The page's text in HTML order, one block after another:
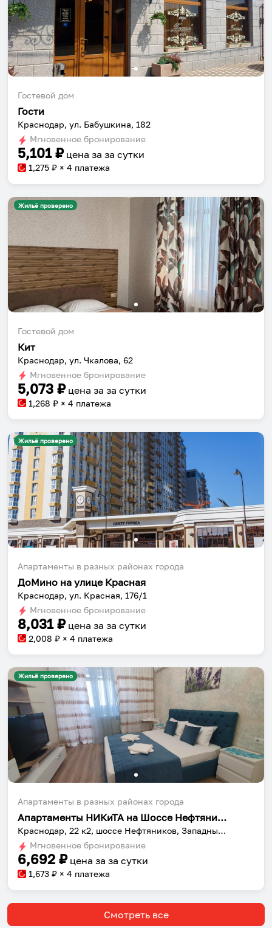
Гостевой дом
Гости
Краснодар, ул. Бабушкина, 182
Мгновенное бронирование
5,101₽ цена за за сутки
1,275 ₽ × 4 платежа
Жильё проверено
Гостевой дом
Кит
Краснодар, ул. Чкалова, 62
Мгновенное бронирование
5,073 ₽ цена за за сутки
1,268 ₽ × 4 платежа
Жильё проверено
Апартаменты в разных районах города
ДоМино на улице Красная
Краснодар, ул. Красная, 176/1
Мгновенное бронирование
8,031₽ цена за за сутки
2,008 ₽ × 4 платежа
Жильё проверено
Апартаменты в разных районах города
Апартаменты НИКиТА на Шоссе Нефтяников 22 корпус 2
Краснодар, 22 к2, шоссе Нефтяников, Западный округ, Краснодар, городской округ Краснодар, Краснодарский край, Южный федеральный округ, 350051, Россия
Мгновенное бронирование
6,692 ₽ цена за за сутки
1,673 ₽ × 4 платежа
Смотреть все